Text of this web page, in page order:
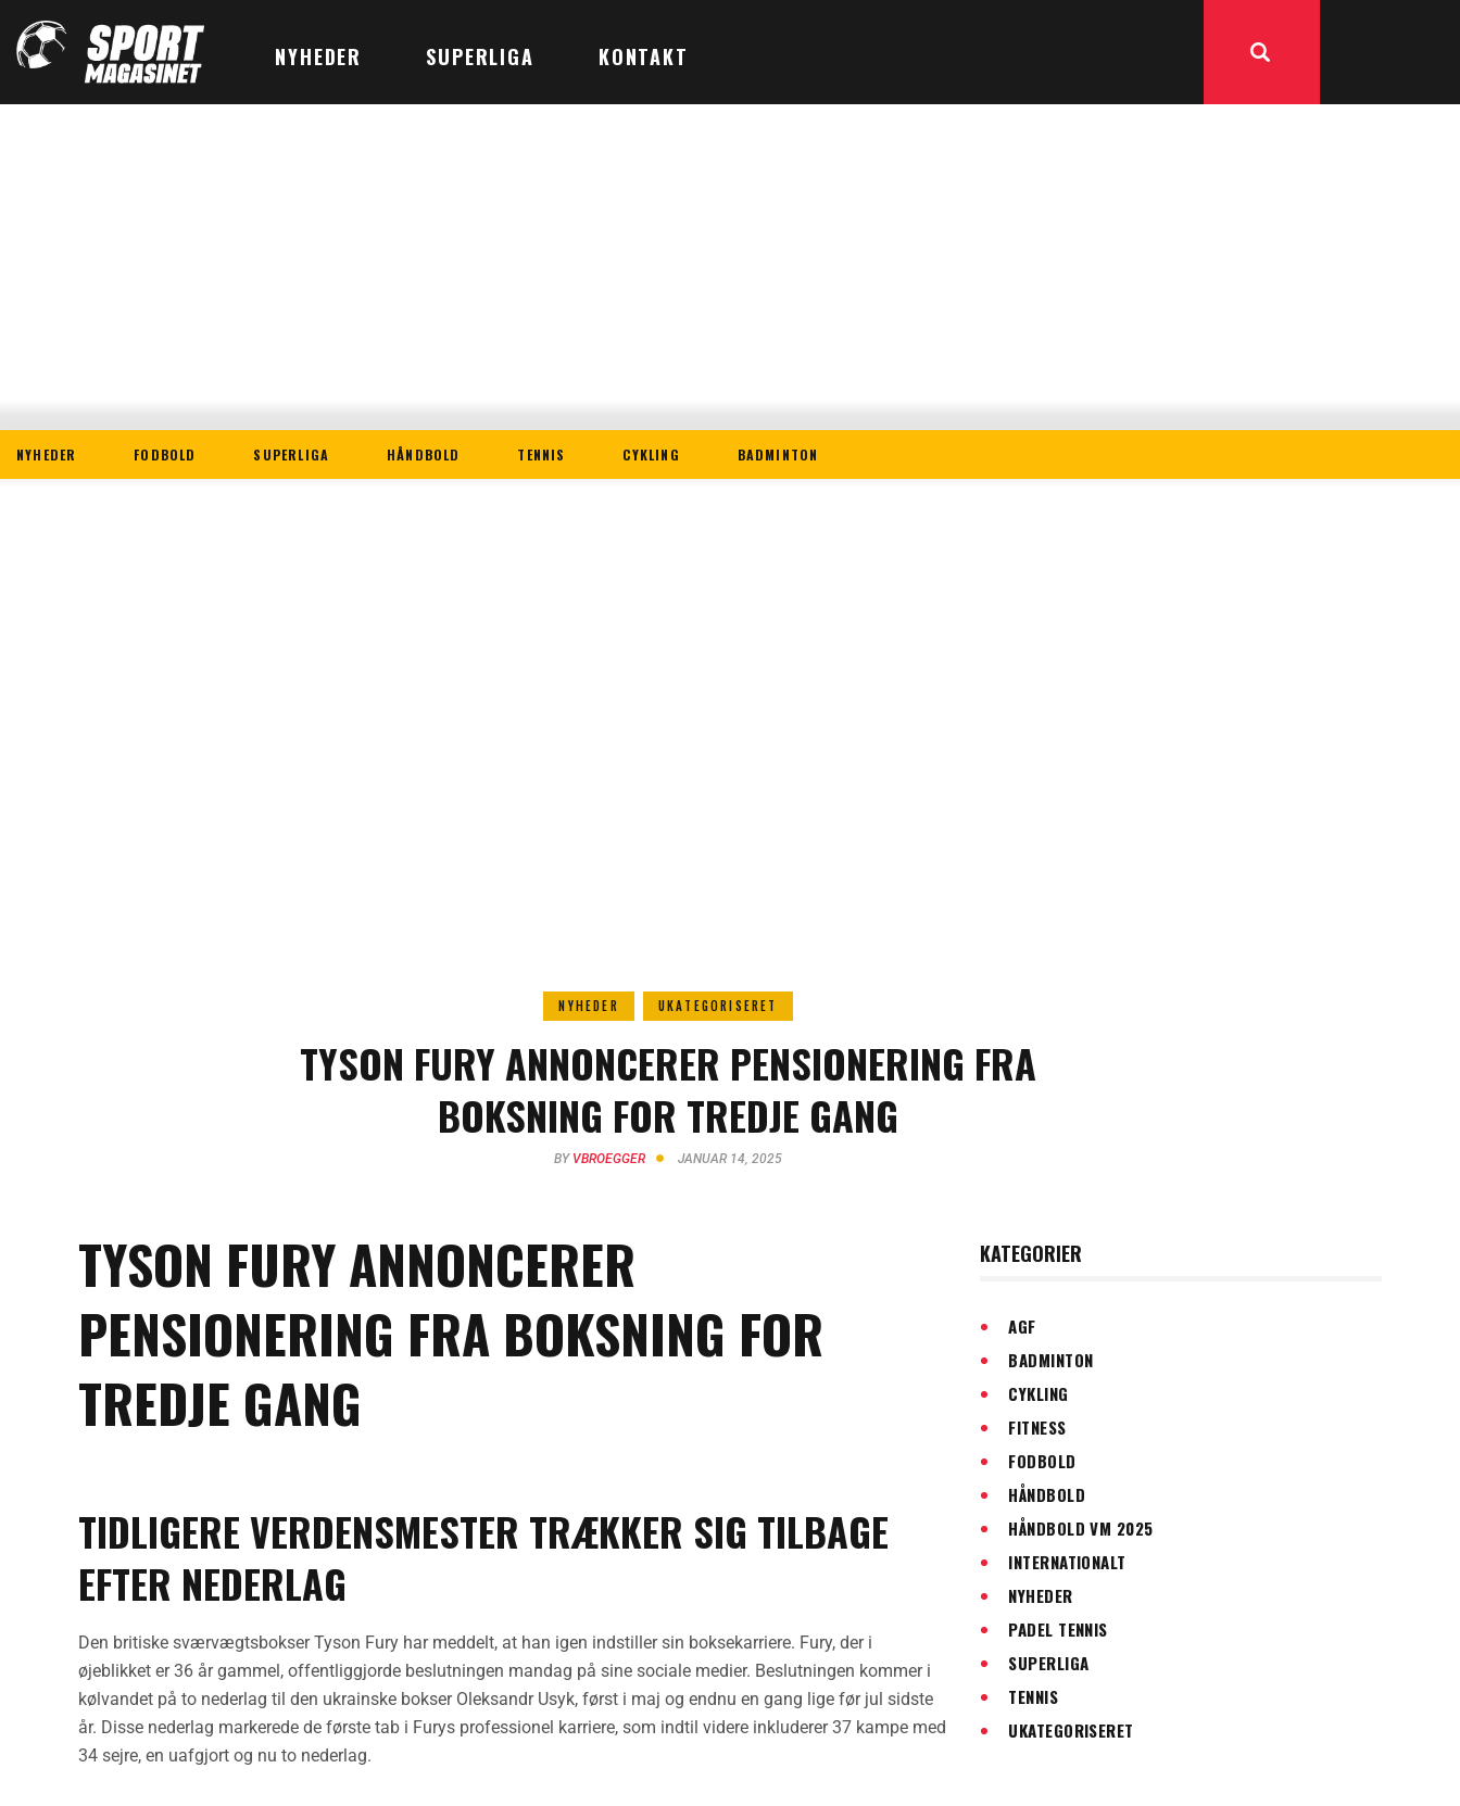
NYHEDER SUPERLIGA KONTAKT
NYHEDER FODBOLD SUPERLIGA HÅNDBOLD TENNIS CYKLING BADMINTON
NYHEDER UKATEGORISERET
TYSON FURY ANNONCERER PENSIONERING FRA
BOKSNING FOR TREDJE GANG
BY VBROEGGER JANUAR 14, 2025
TYSON FURY ANNONCERER
PENSIONERING FRA BOKSNING FOR
TREDJE GANG
TIDLIGERE VERDENSMESTER TRÆKKER SIG TILBAGE
EFTER NEDERLAG
Den britiske sværvægtsbokser Tyson Fury har meddelt, at han igen indstiller sin boksekarriere. Fury, der i
øjeblikket er 36 år gammel, offentliggjorde beslutningen mandag på sine sociale medier. Beslutningen kommer i
kølvandet på to nederlag til den ukrainske bokser Oleksandr Usyk, først i maj og endnu en gang lige før jul sidste
år. Disse nederlag markerede de første tab i Furys professionel karriere, som indtil videre inkluderer 37 kampe med
34 sejre, en uafgjort og nu to nederlag.
KATEGORIER
AGF
BADMINTON
CYKLING
FITNESS
FODBOLD
HÅNDBOLD
HÅNDBOLD VM 2025
INTERNATIONALT
NYHEDER
PADEL TENNIS
SUPERLIGA
TENNIS
UKATEGORISERET